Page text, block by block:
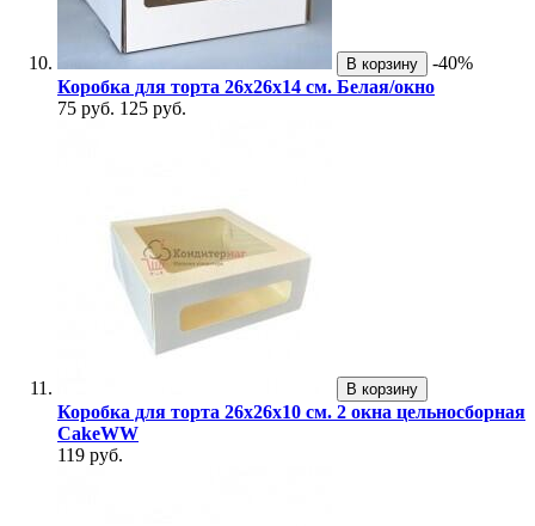
В корзину
-40%
Коробка для торта 26х26х14 см. Белая/окно
75 руб. 125 руб.
В корзину
Коробка для торта 26х26х10 см. 2 окна цельносборная
CakeWW
119 руб.